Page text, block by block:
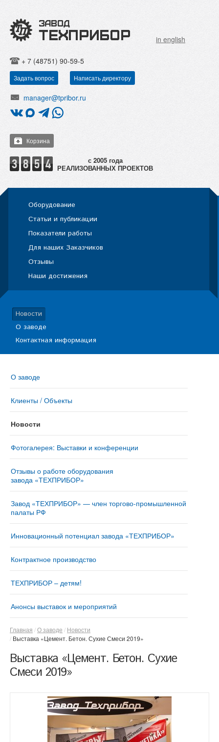
in english
+ 7 (48751) 90-59-5
Задать вопрос Написать директору
manager@tpribor.ru
Корзина
РЕАЛИЗОВАННЫХ ПРОЕКТОВ
Оборудование
Статьи и публикации
Показатели работы
Для наших Заказчиков
Отзывы
Наши достижения
Новости
О заводе
Контактная информация
О заводе
Клиенты / Объекты
Новости
Фотогалерея: Выставки и конференции
Отзывы о работе оборудования
завода «ТЕХПРИБОР»
Завод «ТЕХПРИБОР» — член торгово-промышленной
палаты РФ
Инновационный потенциал завода «ТЕХПРИБОР»
Контрактное производство
ТЕХПРИБОР – детям!
Анонсы выставок и мероприятий
Главная О заводе
Новости
Выставка «Цемент. Бетон. Сухие Смеси 2019»
Выставка «Цемент. Бетон. Сухие
Смеси 2019»